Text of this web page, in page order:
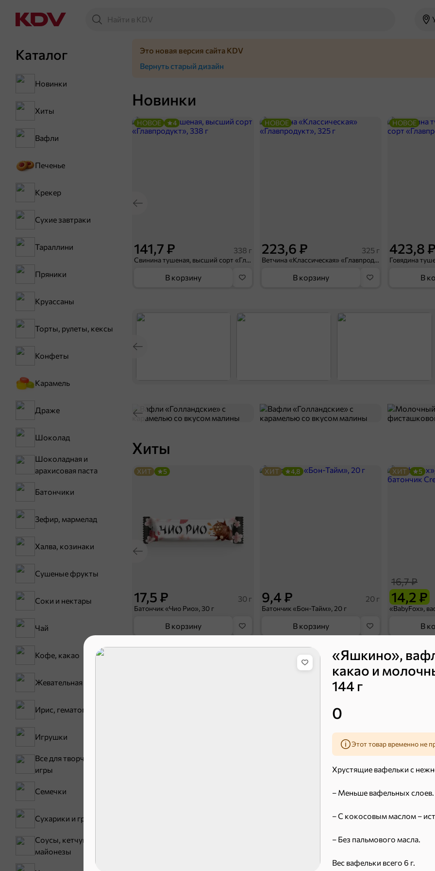
«Яшкино»,
какао и
144 г
0
Этот товар временно не
Хрустящие вафельки с
– Меньше вафельных слоев.
– С кокосовым маслом –
– Без пальмового масла.
Вес вафельки всего 6 г.
Каталог
Новинки
Хиты
Вафли
Печенье
Крекер
Сухие завтраки
Тараллини
Пряники
Круассаны
Торты, рулеты, кексы
Конфеты
Карамель
Драже
Шоколад
Шоколадная и
арахисовая паста
Батончики
Зефир, мармелад
Халва, козинаки
Сушеные фрукты
Соки и нектары
Чай
Кофе, какао
Жевательная резинка
Ирис, гематоген
Игрушки
Все для творчества,
игры
Семечки
Сухарики и гренки
Соусы, кетчупы,
майонезы
Новинки
141,7 ₽ 338 г
Свинина тушеная, высший сорт «Главпродукт», 338 г
НОВОЕ 4
В корзину
223,6 ₽ 325 г
Ветчина «Классическая» «Главпродукт», 325 г
НОВОЕ
В корзину
423,8 ₽
НОВОЕ
В
Хиты
17,5 ₽ 30 г
Батончик «Чио Рио», 30 г
ХИТ 5
В корзину
9,4 ₽ 20 г
Батончик «Бон-Тайм», 20 г
ХИТ 4,8
В корзину
16,7 ₽
14,2 ₽
ХИТ 5
В
Печенье
Это новая версия сайта KDV
Вернуть старый дизайн